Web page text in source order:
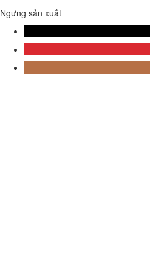
Ngưng sản xuất